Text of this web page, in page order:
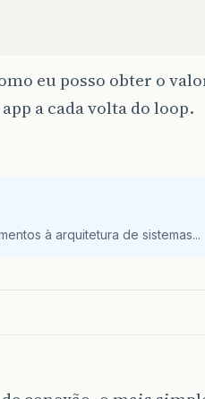
eu posso obter o
a cada volta do loop.
à arquitetura de sistemas...